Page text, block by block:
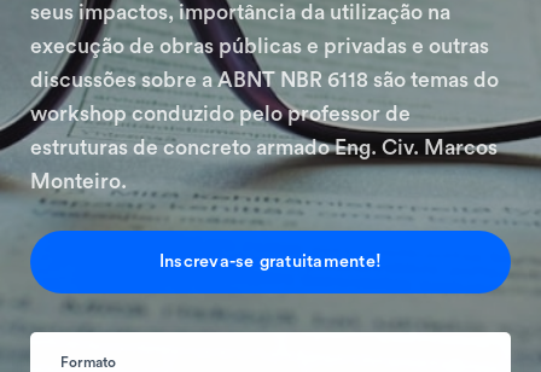
seus impactos, importância da utilização na
execução de obras públicas e privadas e outras
discussões sobre a ABNT NBR 6118 são temas do
workshop conduzido pelo professor de
estruturas de concreto armado Eng. Civ. Marcos
Monteiro.
Inscreva-se gratuitamente!
Formato